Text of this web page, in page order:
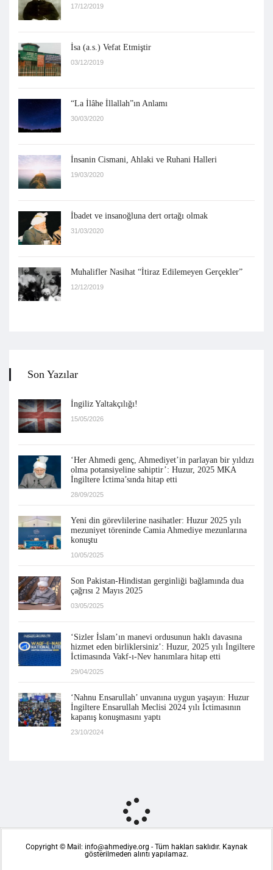
17/12/2019
İsa (a.s.) Vefat Etmiştir
03/12/2019
“La İlâhe İllallah”ın Anlamı
30/03/2020
İnsanin Cismani, Ahlaki ve Ruhani Halleri
19/03/2020
İbadet ve insanoğluna dert ortağı olmak
31/03/2020
Muhalifler Nasihat “İtiraz Edilemeyen Gerçekler”
12/12/2019
Son Yazılar
İngiliz Yaltakçılığı!
15/05/2026
‘Her Ahmedi genç, Ahmediyet’in parlayan bir yıldızı
olma potansiyeline sahiptir’: Huzur, 2025 MKA
İngiltere İctima’sında hitap etti
28/09/2025
Yeni din görevlilerine nasihatler: Huzur 2025 yılı
mezuniyet töreninde Camia Ahmediye mezunlarına
konuştu
10/05/2025
Son Pakistan-Hindistan gerginliği bağlamında dua
çağrısı 2 Mayıs 2025
03/05/2025
‘Sizler İslam’ın manevi ordusunun haklı davasına
hizmet eden birliklersiniz’: Huzur, 2025 yılı İngiltere
İctimasında Vakf-ı-Nev hanımlara hitap etti
29/04/2025
‘Nahnu Ensarullah’ unvanına uygun yaşayın: Huzur
İngiltere Ensarullah Meclisi 2024 yılı İctimasının
kapanış konuşmasını yaptı
23/10/2024
Copyright © Mail: info@ahmediye.org - Tüm hakları saklıdır. Kaynak
gösterilmeden alıntı yapılamaz.